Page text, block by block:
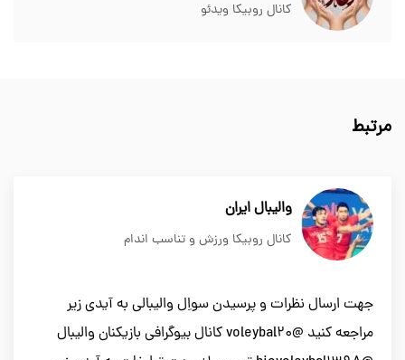
کانال روبیکا ویدئو
مرتبط
والیبال ایران
کانال روبیکا ورزش و تناسب اندام
جهت ارسال نظرات و پرسیدن سواِل والیبالی به آیدی زیر
مراجعه کنید @voleybal20 کانال بیوگرافی بازیکنان والیبال